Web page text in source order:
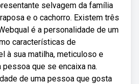
selvagem da família
e o cachorro. Existem três
é a personalidade de um
características de
à sua matilha, meticuloso e
que se encaixa na.
de uma pessoa que gosta